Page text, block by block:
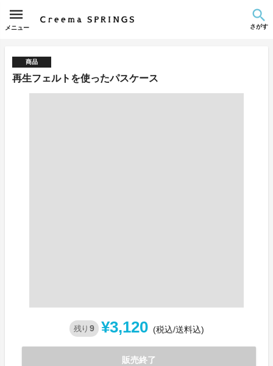
メニュー さがす
商品
再生フェルトを使ったパスケース
残り 9 ¥3,120 (税込/送料込)
販売終了